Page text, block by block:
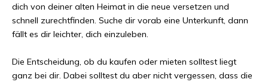
dich von deiner alten Heimat in die neue versetzen und
schnell zurechtfinden. Suche dir vorab eine Unterkunft, dann
fällt es dir leichter, dich einzuleben.
Die Entscheidung, ob du kaufen oder mieten solltest liegt
ganz bei dir. Dabei solltest du aber nicht vergessen, dass die